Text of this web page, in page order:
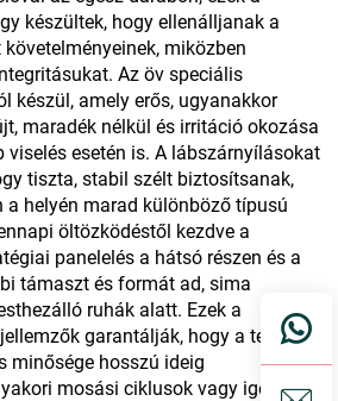
készültek, hogy ellenálljanak a
miközben
Az öv speciális
készül, amely erős, ugyanakkor
maradék nélkül és irritáció okozása
viselés esetén is. A lábszárnyílásokat
tiszta, stabil szélt biztosítsanak,
helyén marad különböző típusú
öltözködéstől kezdve a
panelelés a hátsó részen és a
támaszt és formát ad, sima
ruhák alatt. Ezek a
garantálják, hogy a termék
minősége hosszú ideig
mosási ciklusok vagy igénybe